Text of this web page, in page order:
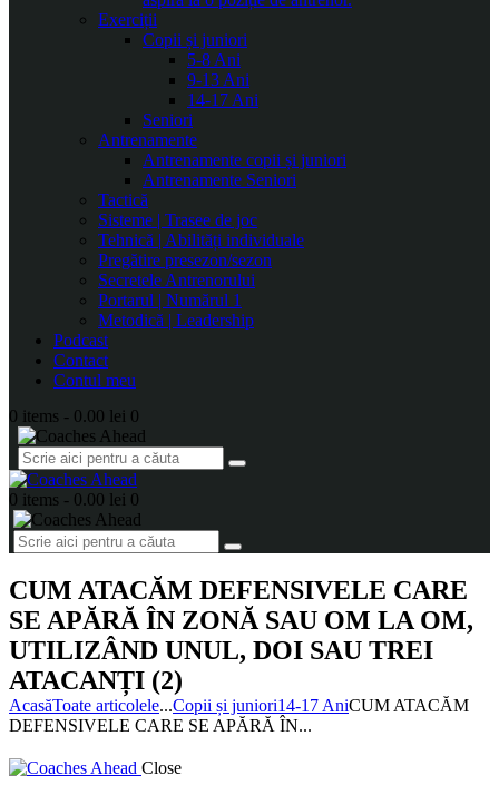
Exerciții
Copii și juniori
5-8 Ani
9-13 Ani
14-17 Ani
Seniori
Antrenamente
Antrenamente copii și juniori
Antrenamente Seniori
Tactică
Sisteme | Trasee de joc
Tehnică | Abilități individuale
Pregătire presezon/sezon
Secretele Antrenorului
Portarul | Numărul 1
Metodică | Leadership
Podcast
Contact
Contul meu
0 items - 0.00 lei 0
0 items - 0.00 lei 0
CUM ATACĂM DEFENSIVELE CARE
SE APĂRĂ ÎN ZONĂ SAU OM LA OM,
UTILIZÂND UNUL, DOI SAU TREI
ATACANȚI (2)
AcasăToate articolele...Copii și juniori14-17 AniCUM ATACĂM
DEFENSIVELE CARE SE APĂRĂ ÎN...
Close